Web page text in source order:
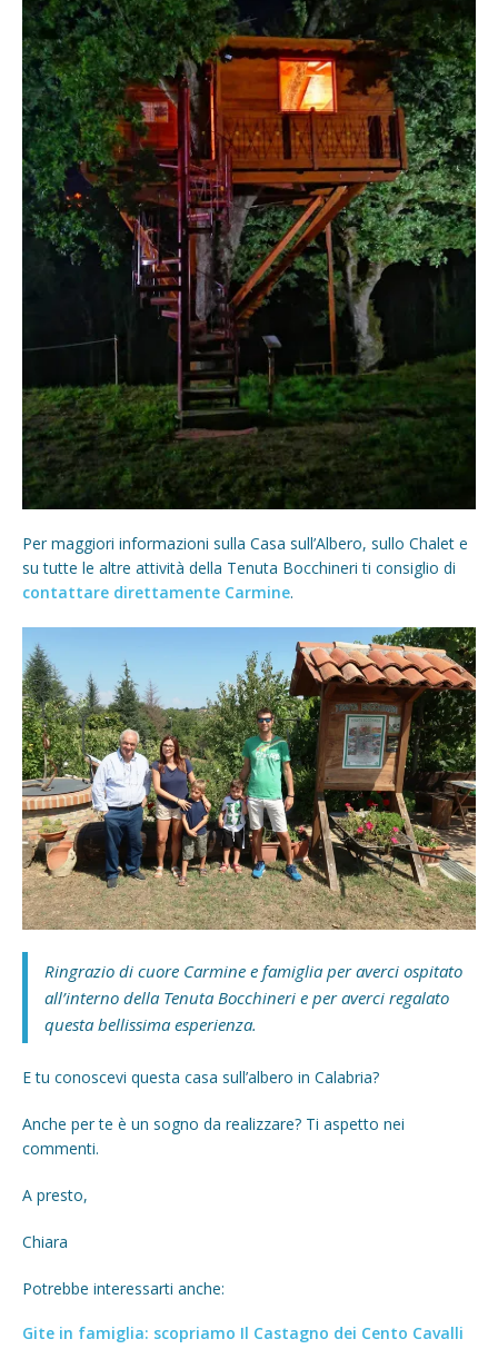
Per maggiori informazioni sulla Casa sull’Albero, sullo Chalet e
su tutte le altre attività della Tenuta Bocchineri ti consiglio di
contattare direttamente Carmine.
Ringrazio di cuore Carmine e famiglia per averci ospitato
all’interno della Tenuta Bocchineri e per averci regalato
questa bellissima esperienza.
E tu conoscevi questa casa sull’albero in Calabria?
Anche per te è un sogno da realizzare? Ti aspetto nei
commenti.
A presto,
Chiara
Potrebbe interessarti anche:
Gite in famiglia: scopriamo Il Castagno dei Cento Cavalli